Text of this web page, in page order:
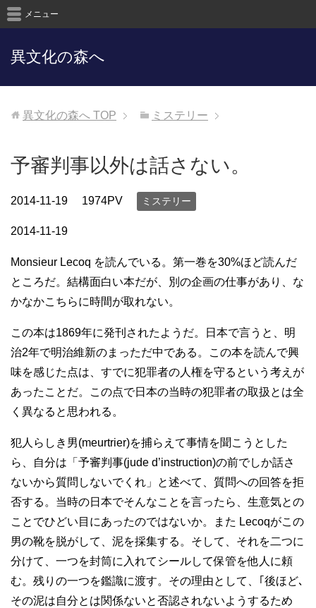
異文化の森へ
メニュー
異文化の森へ TOP ミステリー
予審判事以外は話さない。
2014-11-19 1974PV ミステリー
2014-11-19
Monsieur Lecoq を読んでいる。第一巻を30%ほど読んだ
ところだ。結構面白い本だが、別の企画の仕事があり、な
かなかこちらに時間が取れない。
この本は1869年に発刊されたようだ。日本で言うと、明
治2年で明治維新のまっただ中である。この本を読んで興
味を感じた点は、すでに犯罪者の人権を守るという考えが
あったことだ。この点で日本の当時の犯罪者の取扱とは全
く異なると思われる。
犯人らしき男(meurtrier)を捕らえて事情を聞こうとした
ら、自分は「予審判事(jude d’instruction)の前でしか話さ
ないから質問しないでくれ」と述べて、質問への回答を拒
否する。当時の日本でそんなことを言ったら、生意気との
ことでひどい目にあったのではないか。また Lecoqがこの
男の靴を脱がして、泥を採集する。そして、それを二つに
分けて、一つを封筒に入れてシールして保管を他人に頼
む。残りの一つを鑑識に渡す。その理由として、｢後ほど､
その泥は自分とは関係ないと否認されないようするため